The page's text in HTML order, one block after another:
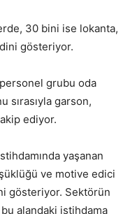
30 bini ise lokanta,
gösteriyor.
grubu oda
sırasıyla garson,
ediyor.
yaşanan
ve motive edici
gösteriyor. Sektörün
alandaki istihdama